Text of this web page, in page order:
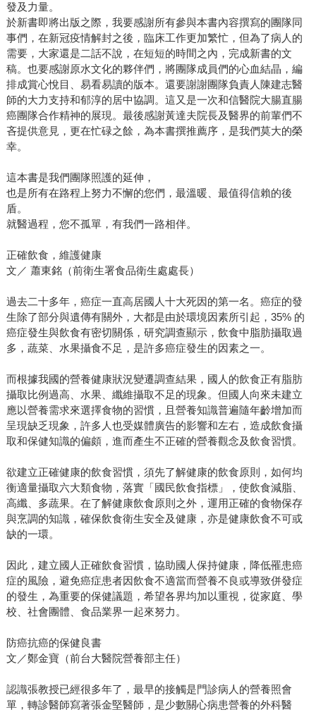
發及力量。
於新書即將出版之際，我要感謝所有參與本書內容撰寫的團隊同
事們，在新冠疫情解封之後，臨床工作更加繁忙，但為了病人的
需要，大家還是二話不說，在短短的時間之內，完成新書的文
稿。也要感謝原水文化的夥伴們，將團隊成員們的心血結晶，編
排成賞心悅目、易看易讀的版本。還要謝謝團隊負責人陳建志醫
師的大力支持和郁淳的居中協調。這又是一次和信醫院大腸直腸
癌團隊合作精神的展現。最後感謝黃達夫院長及醫界的前輩們不
吝提供意見，更在忙碌之餘，為本書撰推薦序，是我們莫大的榮
幸。
這本書是我們團隊照護的延伸，
也是所有在路程上努力不懈的您們，最溫暖、最值得信賴的後
盾。
就醫過程，您不孤單，有我們一路相伴。
正確飲食，維護健康
文／ 蕭東銘（前衛生署食品衛生處處長）
過去二十多年，癌症一直高居國人十大死因的第一名。癌症的發
生除了部分與遺傳有關外，大都是由於環境因素所引起，35% 的
癌症發生與飲食有密切關係，研究調查顯示，飲食中脂肪攝取過
多，蔬菜、水果攝食不足，是許多癌症發生的因素之一。
而根據我國的營養健康狀況變遷調查結果，國人的飲食正有脂肪
攝取比例過高、水果、纖維攝取不足的現象。但國人向來未建立
應以營養需求來選擇食物的習慣，且營養知識普遍隨年齡增加而
呈現缺乏現象，許多人也受媒體廣告的影響和左右，造成飲食攝
取和保健知識的偏頗，進而產生不正確的營養觀念及飲食習慣。
欲建立正確健康的飲食習慣，須先了解健康的飲食原則，如何均
衡適量攝取六大類食物，落實「國民飲食指標」，使飲食減脂、
高纖、多蔬果。在了解健康飲食原則之外，運用正確的食物保存
與烹調的知識，確保飲食衛生安全及健康，亦是健康飲食不可或
缺的一環。
因此，建立國人正確飲食習慣，協助國人保持健康，降低罹患癌
症的風險，避免癌症患者因飲食不適當而營養不良或導致併發症
的發生，為重要的保健議題，希望各界均加以重視，從家庭、學
校、社會團體、食品業界一起來努力。
防癌抗癌的保健良書
文／鄭金寶（前台大醫院營養部主任）
認識張教授已經很多年了，最早的接觸是門診病人的營養照會
單，轉診醫師寫著張金堅醫師，是少數關心病患營養的外科醫